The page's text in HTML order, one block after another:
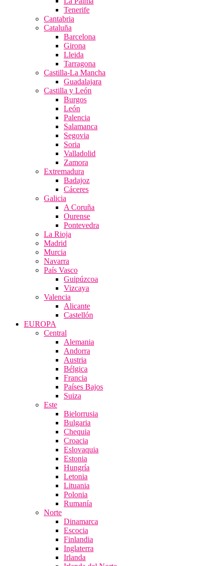
Tenerife
Cantabria
Cataluña
Barcelona
Girona
Lleida
Tarragona
Castilla-La Mancha
Guadalajara
Castilla y León
Burgos
León
Palencia
Salamanca
Segovia
Soria
Valladolid
Zamora
Extremadura
Badajoz
Cáceres
Galicia
A Coruña
Ourense
Pontevedra
La Rioja
Madrid
Murcia
Navarra
País Vasco
Guipúzcoa
Vizcaya
Valencia
Alicante
Castellón
EUROPA
Central
Alemania
Andorra
Austria
Bélgica
Francia
Países Bajos
Suiza
Este
Bielorrusia
Bulgaria
Chequia
Croacia
Eslovaquia
Estonia
Hungría
Letonia
Lituania
Polonia
Rumanía
Norte
Dinamarca
Escocia
Finlandia
Inglaterra
Irlanda